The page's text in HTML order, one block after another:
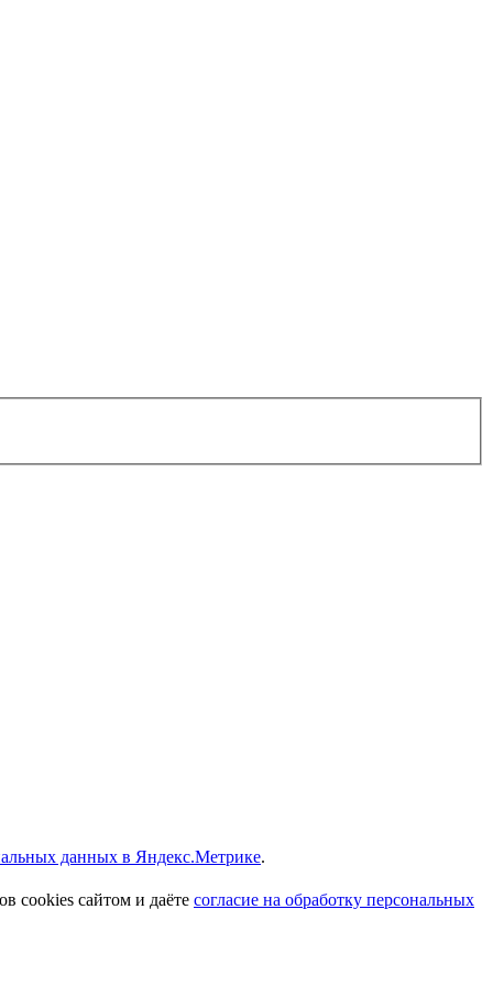
данных в Яндекс.Метрике.
cookies сайтом и даёте согласие на обработку персональных